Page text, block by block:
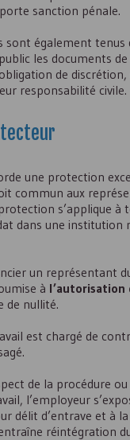
sanction pénale.
sont également tenus
les documents de
de discrétion,
responsabilité civile.
une protection
commun aux
s’applique à
dans une institution
un représentant
à l’autorisation
de nullité.
est chargé de
de la procédure
l’employeur
délit d’entrave et à
réintégration